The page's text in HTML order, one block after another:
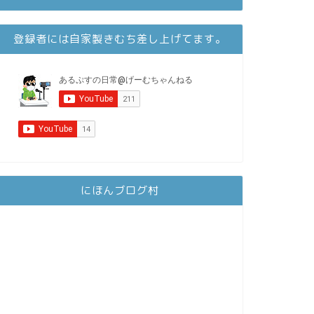
登録者には自家製きむち差し上げてます。
にほんブログ村